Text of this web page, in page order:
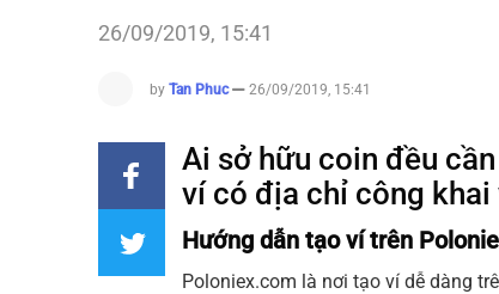
26/09/2019, 15:41
by Tan Phuc 26/09/2019, 15:41
Ai sở hữu coin đều
ví có địa chỉ công
Hướng dẫn tạo ví trên
Poloniex.com là nơi tạo ví dễ dàng